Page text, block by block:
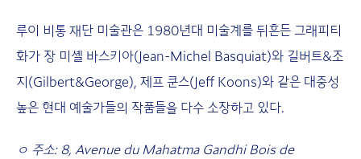
루이 비통 재단 미술관은 1980년대 미술계를 뒤흔든 그래피티
화가 장 미셸 바스키아(Jean-Michel Basquiat)와 길버트&조
지(Gilbert&George), 제프 쿤스(Jeff Koons)와 같은 대중성
높은 현대 예술가들의 작품들을 다수 소장하고 있다.
ㅇ 주소: 8, Avenue du Mahatma Gandhi Bois de